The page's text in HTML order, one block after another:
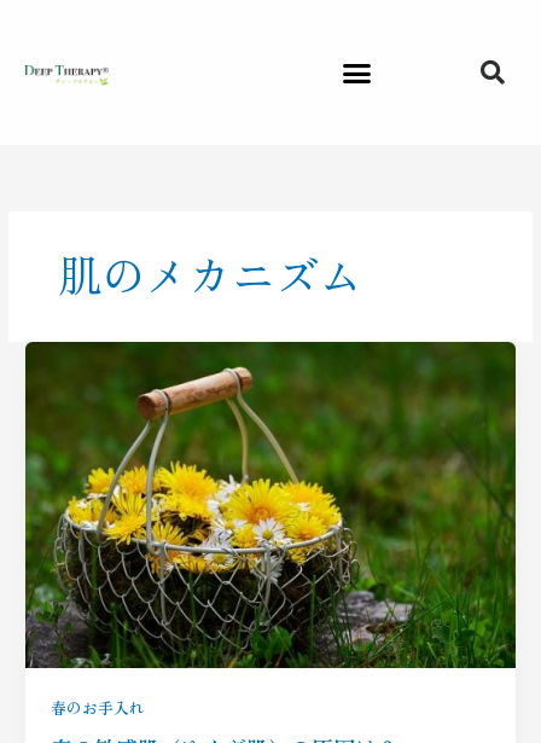
肌のメカニズム
春のお手入れ